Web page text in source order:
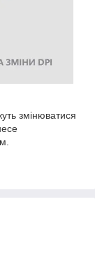
змінюватися